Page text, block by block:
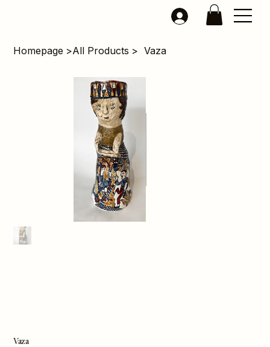
Homepage >All Products > Vaza
Vaza